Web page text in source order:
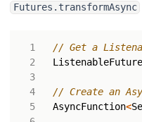
Futures.transformAsync
3
4
5
// Get a
ListenableFuture
// Create an
AsyncFunction<